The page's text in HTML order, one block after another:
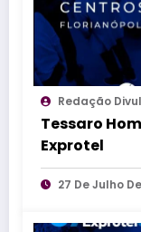
Redação
Tessaro
Exprotel
27 De Julho